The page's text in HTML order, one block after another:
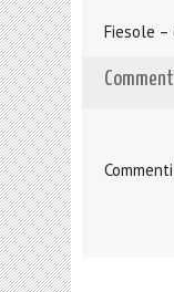
Fiesole
Commenti